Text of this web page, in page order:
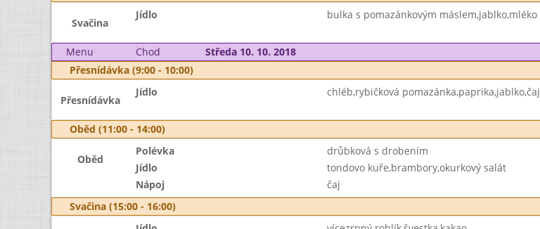
Svačina
Jídlo bulka s pomazánkovým máslem,jablko,mléko
Menu Chod Středa 10. 10. 2018
Přesnídávka (9:00 - 10:00)
Přesnídávka
Jídlo chléb,rybičková pomazánka,paprika,jablko,čaj
Oběd (11:00 - 14:00)
Oběd
Polévka drůbková s drobením
Jídlo
tondovo kuře,brambory,okurkový salát
Nápoj
čaj
Svačina (15:00 - 16:00)